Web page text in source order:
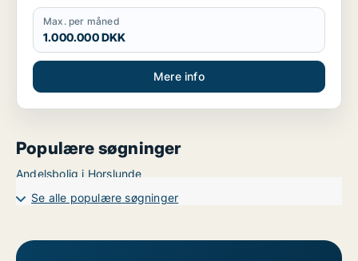
Max. per måned
1.000.000 DKK
Mere info
Populære søgninger
Andelsbolig i Horslunde
Se alle populære søgninger